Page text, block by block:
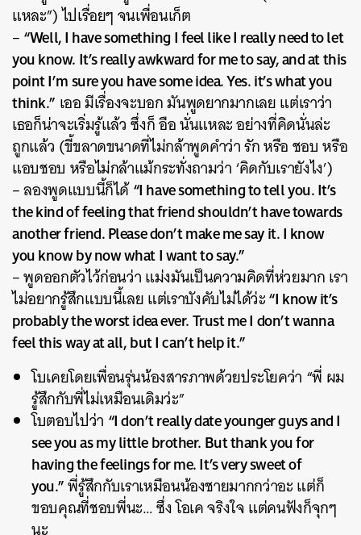
แหละ”) ไปเรื่อยๆ จนเพื่อนเก็ต
–“Well, I have something I feel like I really need to let
you know. It’s really awkward for me to say, and at this
point I’m sure you have some idea. Yes. it’s what you
think.” เออ มีเรื่องจะบอก มันพูดยากมากเลย แต่เราว่า
เธอก็น่าจะเริ่มรู้แล้ว ซึ่งก็ อือ นั่นแหละ อย่างที่คิดนั่นล่ะ
ถูกแล้ว (ขี้ขลาดขนาดที่ไม่กล้าพูดคำว่า รัก หรือ ชอบ หรือ
แอบชอบ หรือไม่กล้าแม้กระทั่งถามว่า ‘คิดกับเรายังไง’)
– ลองพูดแบบนี้ก็ได้“I have something to tell you. It’s
the kind of feeling that friend shouldn’t have towards
another friend. Please don’t make me say it. I know
you know by now what I want to say.”
– พูดออกตัวไว้ก่อนว่า แม่งมันเป็นความคิดที่ห่วยมาก เรา
ไม่อยากรู้สึกแบบนี้เลย แต่เราบังคับไม่ได้ว่ะ“I know it’s
probably the worst idea ever. Trust me I don’t wanna
feel this way at all, but I can’t help it.”
โบเคยโดยเพื่อนรุ่นน้องสารภาพด้วยประโยคว่า “พี่ ผม
รู้สึกกับพี่ไม่เหมือนเดิมว่ะ”
โบตอบไปว่า “I don’t really date younger guys and I
see you as my little brother. But thank you for
having the feelings for me. It’s very sweet of
you.”พี่รู้สึกกับเราเหมือนน้องชายมากกว่าอะ แต่ก็
ขอบคุณที่ชอบพี่นะ… ซึ่ง โอเค จริงใจ แต่คนฟังก็จุกๆ